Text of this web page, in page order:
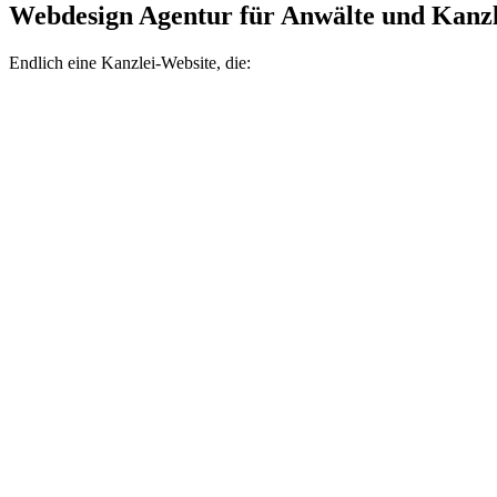
Webdesign Agentur für Anwälte und
Endlich eine Kanzlei-Website, die: